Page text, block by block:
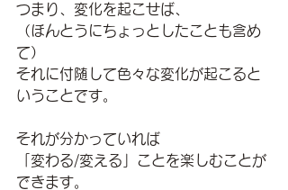
つまり、変化を起こせば、
（ほんとうにちょっとしたことも含め
て）
それに付随して色々な変化が起こると
いうことです。
それが分かっていれば
「変わる/変える」ことを楽しむことが
できます。